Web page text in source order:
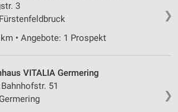
❯
3
• Angebote: 1 Prospekt
❯
VITALIA Germering
51